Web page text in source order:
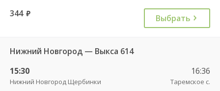
344 руб. Выбрать
Нижний Новгород — Выкса 614
15:30
Нижний Новгород Щербинки
16:36
Таремское с.